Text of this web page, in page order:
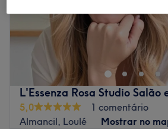
L'Essenza Rosa Studio Salão
5,0
1 comentário
Almancil, Loulé
Mostrar no